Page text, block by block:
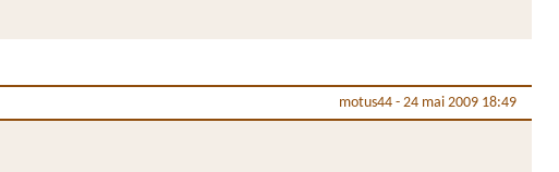
motus44 - 24 mai 2009 18:49